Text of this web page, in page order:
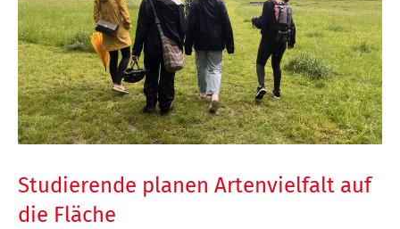
Studierende planen Artenvielfalt auf
die Fläche